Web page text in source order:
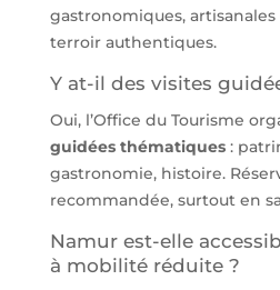
gastronomiques,
terroir authentiques.
Y at-il des visites
Oui, l’Office du Tourisme
guidées thématiques:
gastronomie, histoire.
recommandée, surtout en
Namur est-elle
à mobilité réduite ?